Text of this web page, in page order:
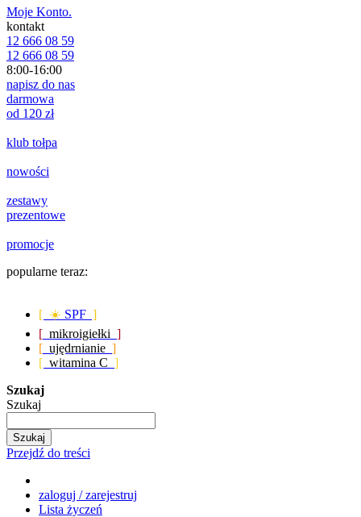
Moje Konto.
kontakt
12 666 08 59
12 666 08 59
8:00-16:00
napisz do nas
darmowa
od 120 zł
klub tołpa
nowości
zestawy
prezentowe
promocje
popularne teraz:
[ ☀️ SPF ]
[ mikroigiełki ]
[ ujędrnianie ]
[ witamina C ]
Szukaj
Szukaj
Szukaj
Przejdź do treści
zaloguj / zarejestruj
Lista życzeń